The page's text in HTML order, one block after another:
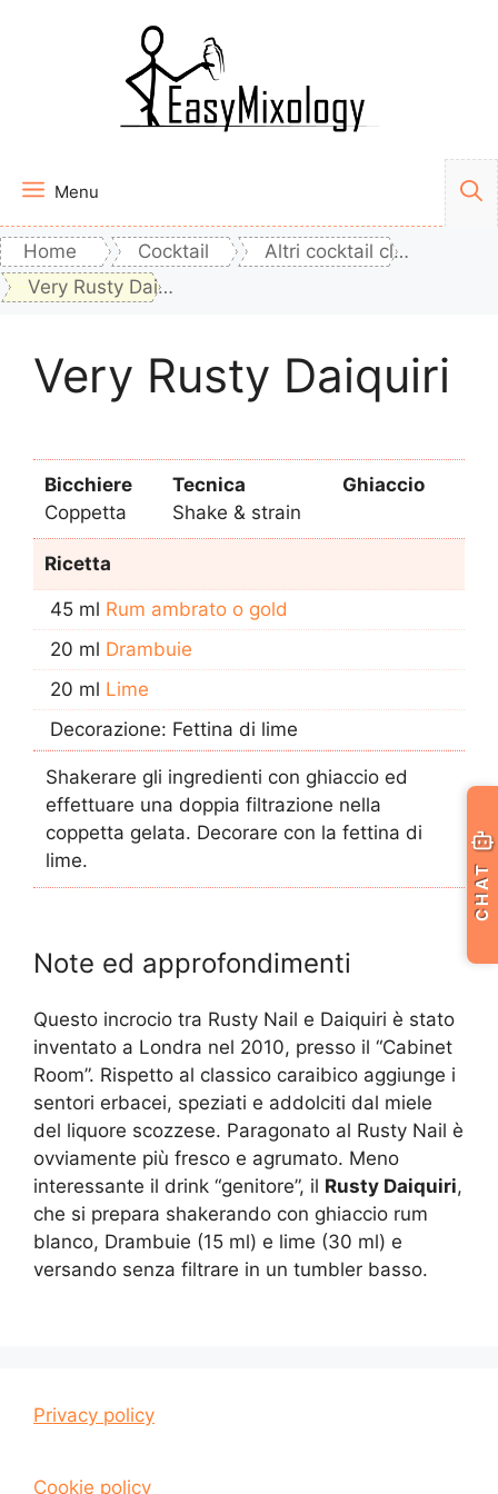
Menu
Home Cocktail
Altri cocktail classici
Very Rusty Daiquiri
Very Rusty Daiquiri
Bicchiere
Coppetta
Tecnica
Shake & strain
Ghiaccio
Ricetta
45 ml Rum ambrato o gold
20 ml Drambuie
20 ml Lime
Decorazione: Fettina di lime
Shakerare gli ingredienti con ghiaccio ed
effettuare una doppia filtrazione nella
coppetta gelata. Decorare con la fettina di
lime.
Note ed approfondimenti
Questo incrocio tra Rusty Nail e Daiquiri è stato
inventato a Londra nel 2010, presso il “Cabinet
Room”. Rispetto al classico caraibico aggiunge i
sentori erbacei, speziati e addolciti dal miele
del liquore scozzese. Paragonato al Rusty Nail è
ovviamente più fresco e agrumato. Meno
interessante il drink “genitore”, il Rusty Daiquiri,
che si prepara shakerando con ghiaccio rum
blanco, Drambuie (15 ml) e lime (30 ml) e
versando senza filtrare in un tumbler basso.
Privacy policy
Cookie policy
CHAT